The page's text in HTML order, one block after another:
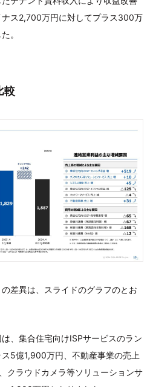
ス2,700万円に対してプラス300万
。
較
差異は、スライドのグラフのとお
、集合住宅向けISPサービスのラン
5億1,900万円、不動産事業の売上
クラウドカメラ等ソリューションサ